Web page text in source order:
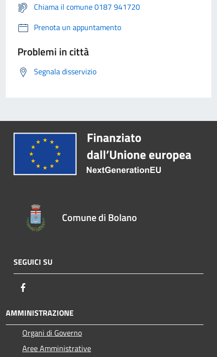
Chiama il comune 0187 941720
Prenota un appuntamento
Problemi in città
Segnala disservizio
Comune di Bolano
SEGUICI SU
AMMINISTRAZIONE
Organi di Governo
Aree Amministrative